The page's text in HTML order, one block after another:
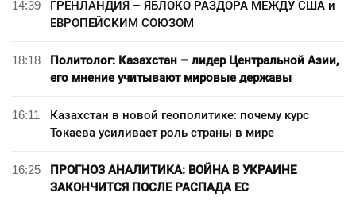
14:39
ГРЕНЛАНДИЯ – ЯБЛОКО РАЗДОРА МЕЖДУ США и
ЕВРОПЕЙСКИМ СОЮЗОМ
18:18
Политолог: Казахстан – лидер Центральной Азии,
его мнение учитывают мировые державы
16:11
Казахстан в новой геополитике: почему курс
Токаева усиливает роль страны в мире
16:25
ПРОГНОЗ АНАЛИТИКА: ВОЙНА В УКРАИНЕ
ЗАКОНЧИТСЯ ПОСЛЕ РАСПАДА ЕС